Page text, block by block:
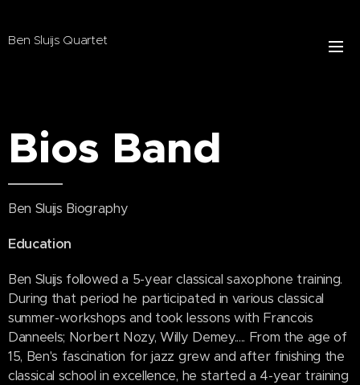
Ben Sluijs Quartet
Bios Band
Ben Sluijs Biography
Education
Ben Sluijs followed a 5-year classical saxophone training.
During that period he participated in various classical
summer-workshops and took lessons with Francois
Danneels; Norbert Nozy, Willy Demey..... From the age of
15, Ben's fascination for jazz grew and after finishing the
classical school in excellence, he started a 4-year training